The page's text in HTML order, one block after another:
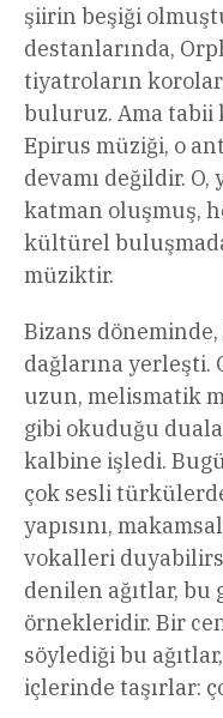
şiirin beşiği
destanlarında,
tiyatroların
buluruz. Ama tabii
Epirus müziği, o
devamı değildir.
katman oluşmuş,
kültürel
müziktir.
Bizans
dağlarına yerleşti.
uzun, melismatik
gibi okuduğu
kalbine işledi.
çok sesli
yapısını,
vokalleri
denilen ağıtlar, bu
örnekleridir. Bir
söylediği bu
içlerinde taşırlar: